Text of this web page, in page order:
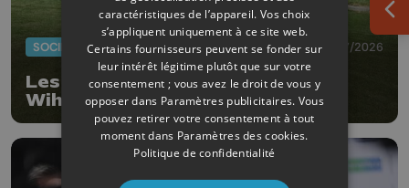
SOCIÉTÉ 20/07/2026
Les gens du voyage ont quitté
Wihogne
caractéristiques de l’appareil. Vos choix
s’appliquent uniquement à ce site web.
Certains fournisseurs peuvent se fonder sur
leur intérêt légitime plutôt que sur votre
consentement ; vous avez le droit de vous y
opposer dans Paramètres publicitaires. Vous
pouvez retirer votre consentement à tout
moment dans Paramètres des cookies.
Politique de confidentialité